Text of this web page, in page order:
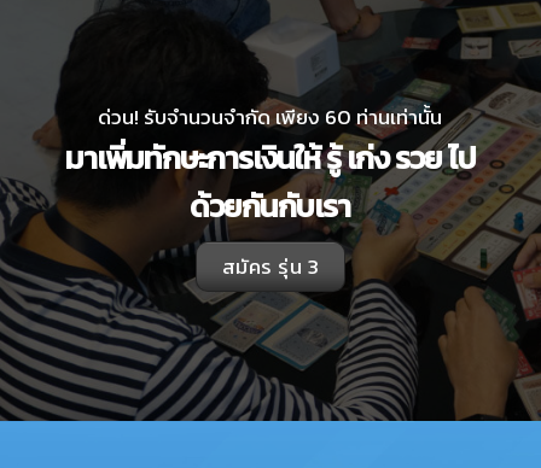
ด่วน! รับจำนวนจำกัด เพียง 60 ท่านเท่านั้น
มาเพิ่มทักษะการเงินให้ รู้ เก่ง รวย ไป
ด้วยกันกับเรา
สมัคร รุ่น 3